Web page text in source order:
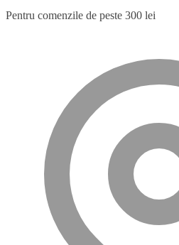
Pentru comenzile de peste 300 lei